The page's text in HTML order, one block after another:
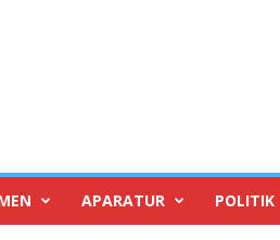
APARATUR POLITIK